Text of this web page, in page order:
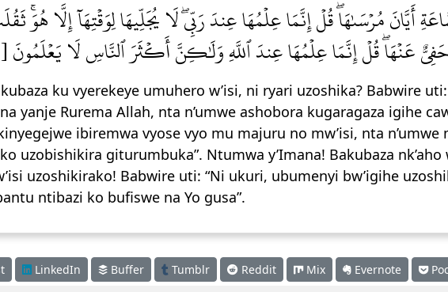
أَيَّانَ مُرۡسَىٰهَاۖ قُلۡ إِنَّمَا عِلۡمُهَا عِندَ رَبِّيۖ لَا يُجَلِّيهَا لِوَقۡتِهَآ إِلَّا هُوَۚ
عَنۡهَاۖ قُلۡ إِنَّمَا عِلۡمُهَا عِندَ ٱللَّهِ وَلَٰكِنَّ أَكۡثَرَ ٱلنَّاسِ لَا يَعۡلَمُونَ [١٨٧]
ku vyerekeye umuhero w’isi, ni ryari uzoshika? Babwire uti:
yanje Rurema Allah, nta n’umwe ashobora kugaragaza igihe
ibiremwa vyose vyo mu majuru no mw’isi, nta n’umwe
uzobishikira giturumbuka”. Ntumwa y’Imana! Bakubaza nk’aho
uzoshikirako! Babwire uti: “Ni ukuri, ubumenyi bw’igihe
ntibazi ko bufiswe na Yo gusa”.
LinkedIn Buffer Tumblr Reddit Mix Evernote